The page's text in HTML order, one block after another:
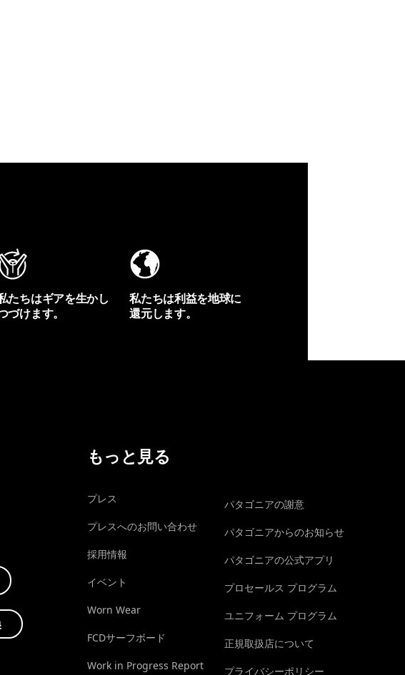
たちはギアを生かし
づけます。
私たちは利益を地球に
還元します。
もっと見る
プレス
プレスへのお問い合わせ
採用情報
イベント
Worn Wear
FCDサーフボード
Work in Progress Report
パタゴニアの謝意
パタゴニアからのお知らせ
パタゴニアの公式アプリ
プロセールス プログラム
ユニフォーム プログラム
正規取扱店について
プライバシーポリシー